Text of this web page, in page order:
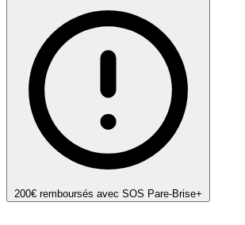
200€ remboursés avec SOS Pare-Brise+